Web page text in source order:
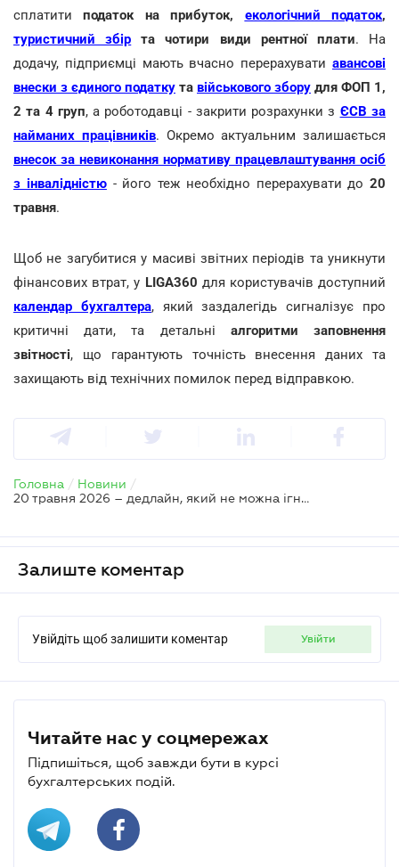
сплатитиподаток на прибуток, екологічний податок,
туристичний збір та чотири види рентної плати. На
додачу, підприємці мають вчасно перерахувати авансові
внески з єдиного податку та військового збору для ФОП 1,
2 та 4 груп, а роботодавці - закрити розрахунки з ЄСВ за
найманих працівників. Окремо актуальним залишається
внесок за невиконання нормативу працевлаштування осіб
з інвалідністю- його теж необхідно перерахувати до 20
травня.
Щоб не загубитися у масиві звітних періодів та уникнути
фінансових втрат, у LIGA360 для користувачів доступний
календар бухгалтера, який заздалегідь сигналізує про
критичні дати, та детальні алгоритми заповнення
звітності, що гарантують точність внесення даних та
захищають від технічних помилок перед відправкою.
Головна / Новини /
20 травня 2026 – дедлайн, який не можна ігнорувати
Залиште коментар
Увійдіть щоб залишити коментар увійти
Читайте нас у соцмережах
Підпишіться, щоб завжди бути в курсі
бухгалтерських подій.